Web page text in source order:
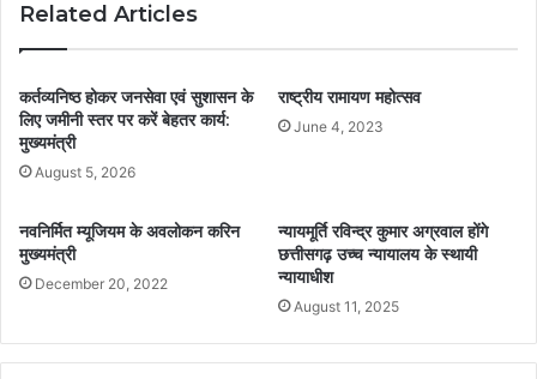
Related Articles
कर्तव्यनिष्ठ होकर जनसेवा एवं सुशासन के
लिए जमीनी स्तर पर करें बेहतर कार्य:
मुख्यमंत्री
August 5, 2026
राष्ट्रीय रामायण महोत्सव
June 4, 2023
नवनिर्मित म्यूजियम के अवलोकन करिन
मुख्यमंत्री
December 20, 2022
न्यायमूर्ति रविन्द्र कुमार अग्रवाल होंगे
छत्तीसगढ़ उच्च न्यायालय के स्थायी
न्यायाधीश
August 11, 2025